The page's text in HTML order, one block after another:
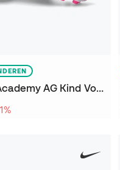
Phantom 6 Low Academy AG Kind Voetbalschoenen